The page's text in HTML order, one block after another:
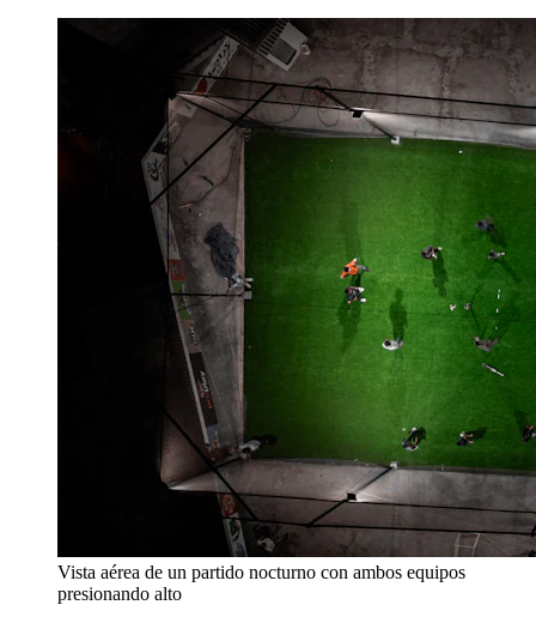
Vista aérea de un partido nocturno con ambos equipos
presionando alto